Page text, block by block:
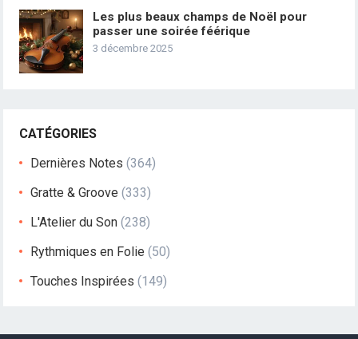
Les plus beaux champs de Noël pour
passer une soirée féérique
3 décembre 2025
CATÉGORIES
Dernières Notes (364)
Gratte & Groove (333)
L'Atelier du Son (238)
Rythmiques en Folie (50)
Touches Inspirées (149)